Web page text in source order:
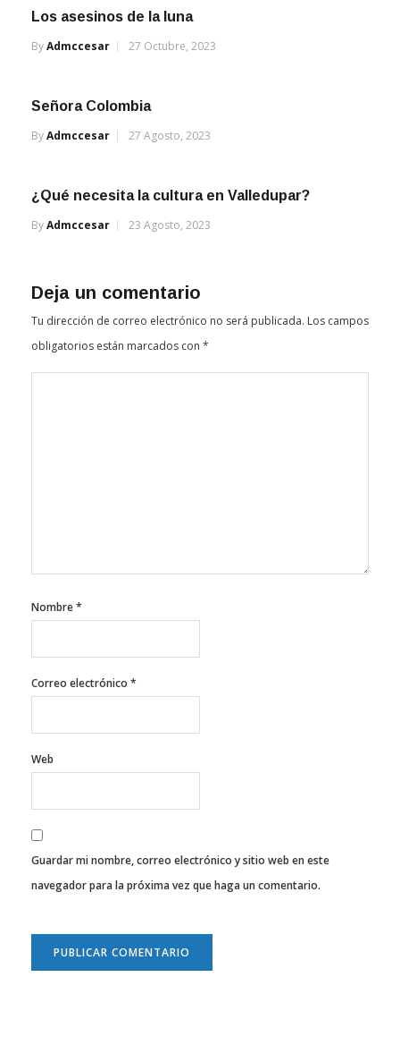
Los asesinos de la luna
ByAdmccesar 27 Octubre, 2023
Señora Colombia
ByAdmccesar 27 Agosto, 2023
¿Qué necesita la cultura en Valledupar?
ByAdmccesar 23 Agosto, 2023
Deja un comentario
Tu dirección de correo electrónico no será publicada. Los campos
obligatorios están marcados con *
Nombre*
Correo electrónico *
Web
Guardar mi nombre, correo electrónico y sitio web en este
navegador para la próxima vez que haga un comentario.